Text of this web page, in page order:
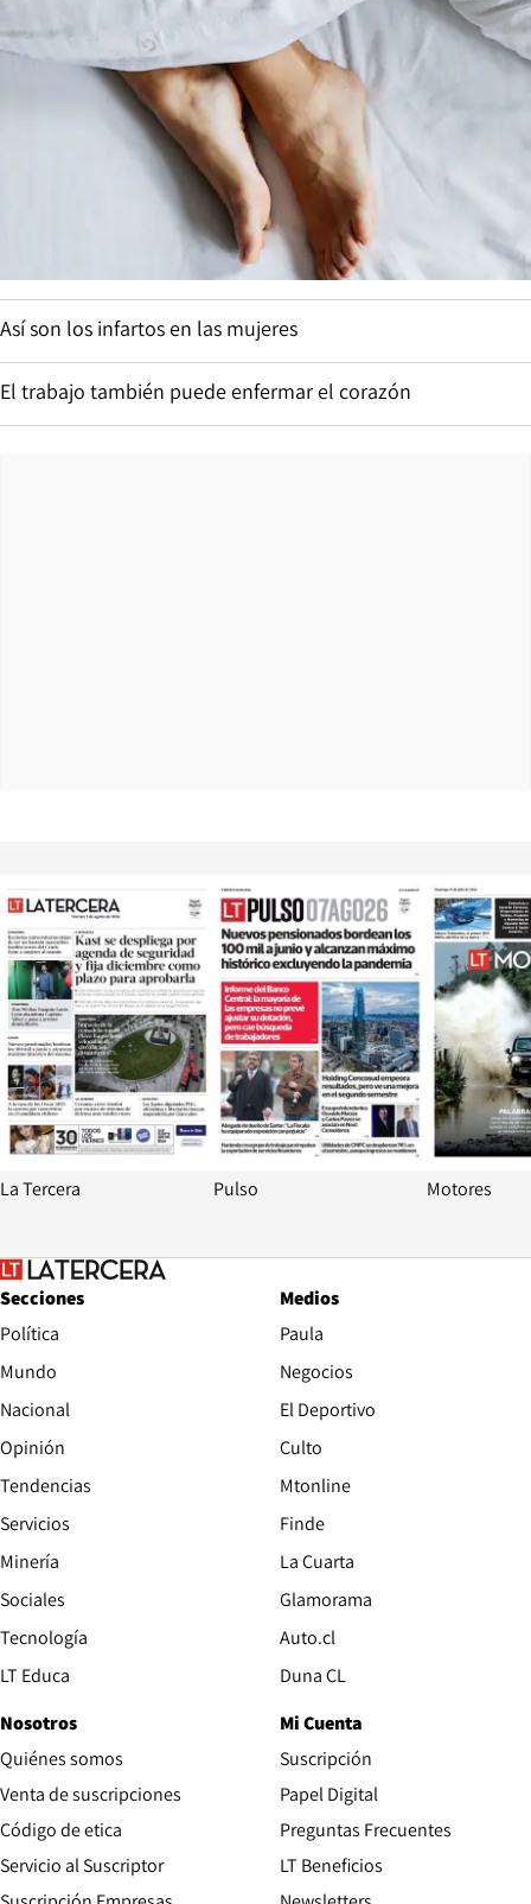
Así son los infartos en las mujeres
El trabajo también puede enfermar el corazón
Opens in new window
La Tercera
Opens in
Pulso Motores
Secciones
Política
Mundo
Nacional
Opinión
Tendencias
Servicios
Minería
Sociales
Tecnología
LT Educa
Medios
Paula
Negocios
El Deportivo
Culto
Mtonline
Finde
La Cuarta
Glamorama
Auto.clOpens in new window
Duna CLOpens in new window
Nosotros
Quiénes somos
Venta de suscripciones
Código de etica Opens in new window
Servicio al Suscriptor
Mi Cuenta
Suscripción
Papel DigitalOpens in new
Preguntas Frecuentes
LT Beneficios